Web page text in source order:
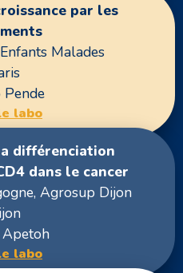
par les
Malades
labo
différenciation
dans le cancer
Agrosup Dijon
labo